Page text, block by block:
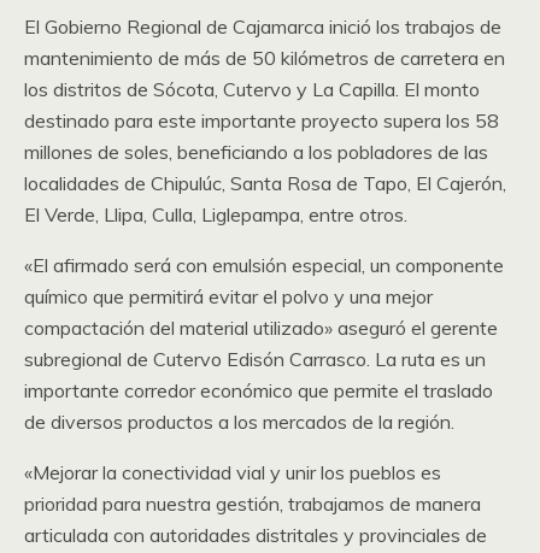
El Gobierno Regional de Cajamarca inició los trabajos de
mantenimiento de más de 50 kilómetros de carretera en
los distritos de Sócota, Cutervo y La Capilla. El monto
destinado para este importante proyecto supera los 58
millones de soles, beneficiando a los pobladores de las
localidades de Chipulúc, Santa Rosa de Tapo, El Cajerón,
El Verde, Llipa, Culla, Liglepampa, entre otros.
«El afirmado será con emulsión especial, un componente
químico que permitirá evitar el polvo y una mejor
compactación del material utilizado» aseguró el gerente
subregional de Cutervo Edisón Carrasco. La ruta es un
importante corredor económico que permite el traslado
de diversos productos a los mercados de la región.
«Mejorar la conectividad vial y unir los pueblos es
prioridad para nuestra gestión, trabajamos de manera
articulada con autoridades distritales y provinciales de